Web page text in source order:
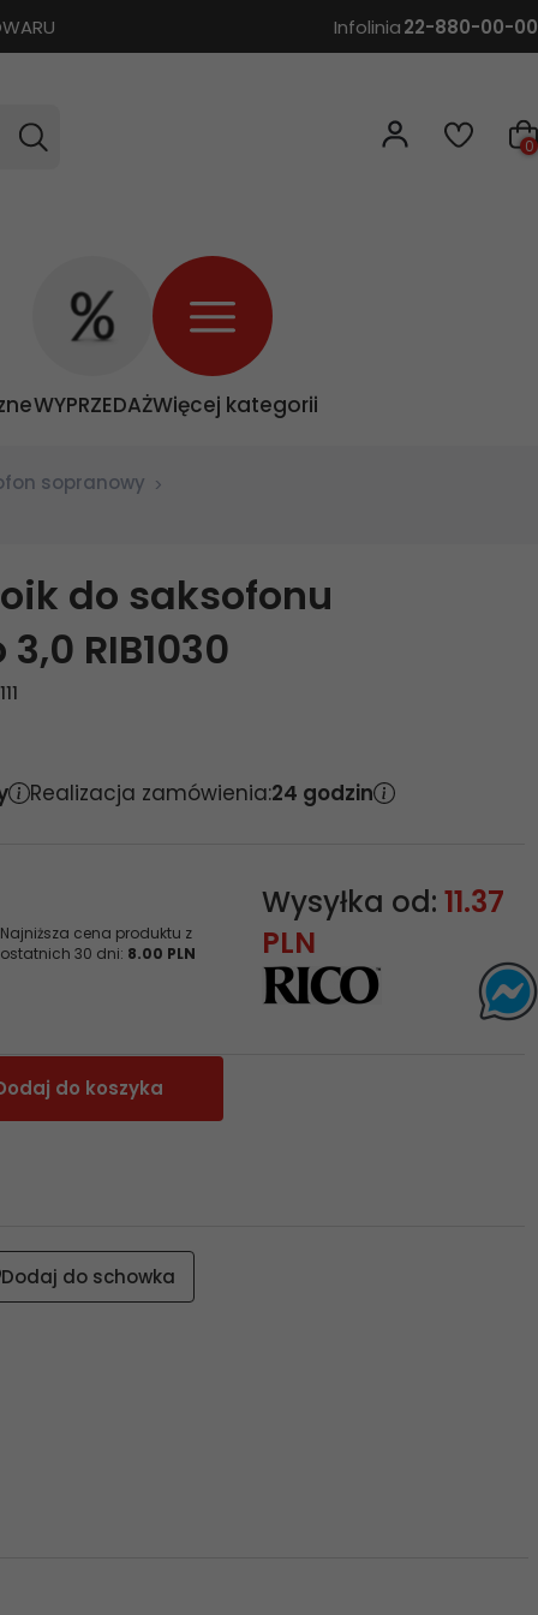
Infolinia22-880-00-00
0
WYPRZEDAŻWięcej kategorii
sopranowy
do saksofonu
RIB1030
Realizacja zamówienia:24 godzin
Najniższa cena produktu z
ostatnich 30 dni: 8.00 PLN
Wysyłka od: 11.37
PLN
do koszyka
Dodaj do schowka